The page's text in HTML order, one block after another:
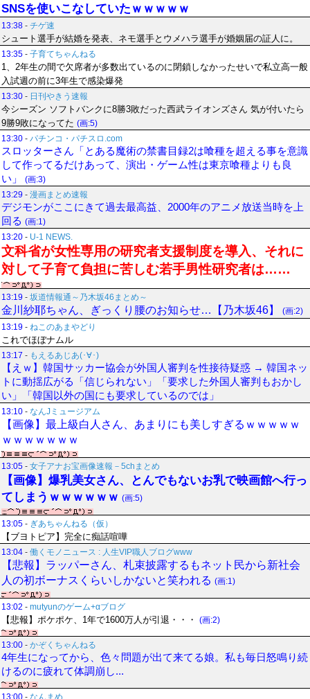
SNSを使いこなしていたｗｗｗｗｗ
13:38 - チゲ速
シュート選手が結婚を発表、ネモ選手とウメハラ選手が婚姻届の証人に。
13:35 - 子育てちゃんねる
1、2年生の間で欠席者が多数出ているのに閉鎖しなかったせいで私立高一般
入試週の前に3年生で感染爆発
13:30 - 日刊やきう速報
今シーズン ソフトバンクに8勝3敗だった西武ライオンズさん 気が付いたら
9勝9敗になってた (画:5)
13:30 - パチンコ・パチスロ.com
スロッターさん「とある魔術の禁書目録2は喰種を超える事を意識
して作ってるだけあって、演出・ゲーム性は東京喰種よりも良
い」
(画:3)
13:29 - 漫画まとめ速報
デジモンがここにきて過去最高益、2000年のアニメ放送当時を上
回る (画:1)
13:20 - U-1 NEWS.
文科省が女性専用の研究者支援制度を導入、それに
対して子育て負担に苦しむ若手男性研究者は……
13:19 - 坂道情報通～乃木坂46まとめ～
金川紗耶ちゃん、ぎっくり腰のお知らせ…【乃木坂46】
(画:2)
13:19 - ねこのあまやどり
これでほぼナムル
13:17 - もえるあじあ(･∀･)
【えｗ】韓国サッカー協会が外国人審判を性接待疑惑 → 韓国ネッ
トに動揺広がる「信じられない」「要求した外国人審判もおかし
い」「韓国以外の国にも要求しているのでは」
13:10 - なんJミュージアム
【画像】最上級白人さん、あまりにも美しすぎるｗｗｗｗｗ
ｗｗｗｗｗｗｗ
13:05 - 女子アナお宝画像速報－5chまとめ
【画像】爆乳美女さん、とんでもないお乳で映画館へ行っ
てしまうｗｗｗｗｗｗ (画:5)
13:05 - ぎあちゃんねる（仮）
【ブヨトピア】完全に痴話喧嘩
13:04 - 働くモノニュース : 人生VIP職人ブログwww
【悲報】ラッパーさん、札束披露するもネット民から新社会
人の初ボーナスくらいしかないと笑われる (画:1)
13:02 - mutyunのゲーム+αブログ
【悲報】ポケポケ、1年で1600万人が引退・・・ (画:2)
13:00 - かぞくちゃんねる
4年生になってから、色々問題が出て来てる娘。私も毎日怒鳴り続
けるのに疲れて体調崩し...
13:00 - なんまめ